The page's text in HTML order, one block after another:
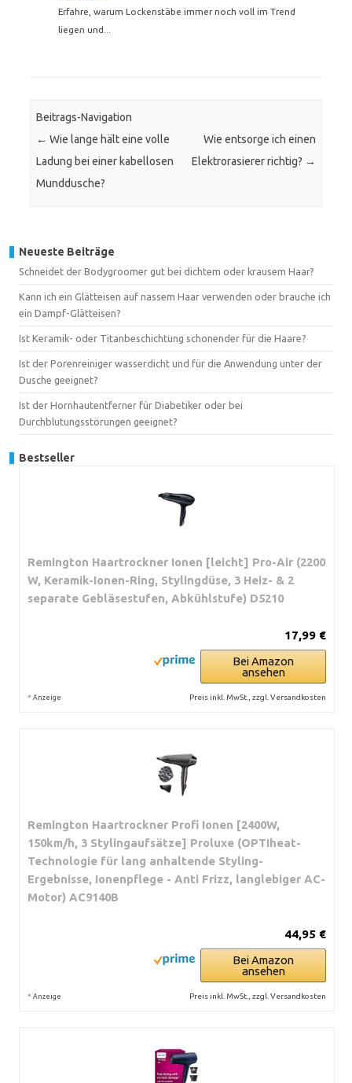
Erfahre, warum Lockenstäbe immer noch voll im Trend
liegen und...
Beitrags-Navigation
← Wie lange hält eine volle
Ladung bei einer kabellosen
Munddusche?
Wie entsorge ich einen
Elektrorasierer richtig? →
Neueste Beiträge
Schneidet der Bodygroomer gut bei dichtem oder krausem Haar?
Kann ich ein Glätteisen auf nassem Haar verwenden oder brauche ich
ein Dampf-Glätteisen?
Ist Keramik- oder Titanbeschichtung schonender für die Haare?
Ist der Porenreiniger wasserdicht und für die Anwendung unter der
Dusche geeignet?
Ist der Hornhautentferner für Diabetiker oder bei
Durchblutungsstörungen geeignet?
Bestseller
Remington Haartrockner Ionen [leicht] Pro-Air (2200
W, Keramik-Ionen-Ring, Stylingdüse, 3 Heiz- & 2
separate Gebläsestufen, Abkühlstufe) D5210
17,99 €
Bei Amazon
ansehen
* Anzeige Preis inkl. MwSt., zzgl. Versandkosten
Remington Haartrockner Profi Ionen [2400W,
150km/h, 3 Stylingaufsätze] Proluxe (OPTIheat-
Technologie für lang anhaltende Styling-
Ergebnisse, Ionenpflege - Anti Frizz, langlebiger AC-
Motor) AC9140B
44,95 €
Bei Amazon
ansehen
* Anzeige Preis inkl. MwSt., zzgl. Versandkosten